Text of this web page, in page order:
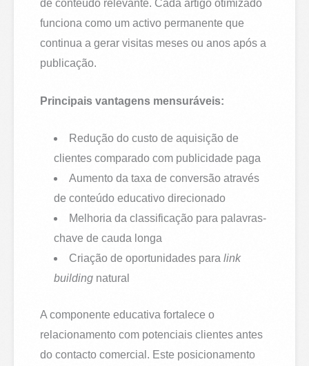
de conteúdo relevante. Cada artigo otimizado
funciona como um activo permanente que
continua a gerar visitas meses ou anos após a
publicação.
Principais vantagens mensuráveis:
Redução do custo de aquisição de
clientes comparado com publicidade paga
Aumento da taxa de conversão através
de conteúdo educativo direcionado
Melhoria da classificação para palavras-
chave de cauda longa
Criação de oportunidades paralink
building natural
A componente educativa fortalece o
relacionamento com potenciais clientes antes
do contacto comercial. Este posicionamento